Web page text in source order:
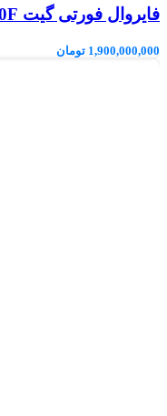
فایروال فورتی گیت FG-1000F
1,900,000,000 تومان